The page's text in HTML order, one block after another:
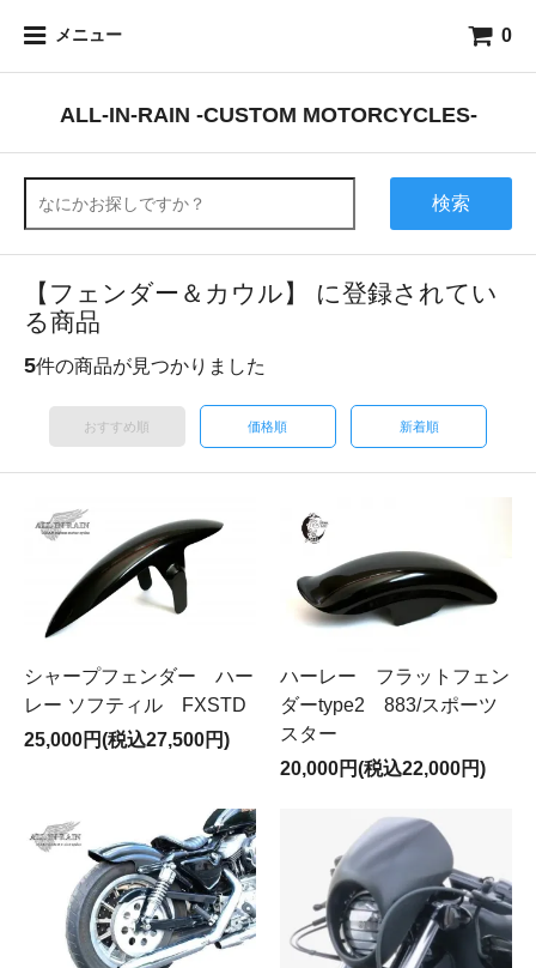
メニュー 0
ALL-IN-RAIN -CUSTOM MOTORCYCLES-
検索
【フェンダー＆カウル】 に登録されてい
る商品
5件の商品が見つかりました
おすすめ順 価格順 新着順
シャープフェンダー ハー
レー ソフティル FXSTD
25,000円(税込27,500円)
ハーレー フラットフェン
ダーtype2 883/スポーツ
スター
20,000円(税込22,000円)